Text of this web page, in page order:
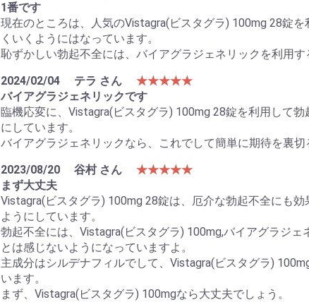
1番です
現在のところは、人気のVistagra(ビスタグラ) 100mg 28錠
くいくようにはなっています。
恥ずかしい勃起不全には、バイアグラジェネリックを利用す
2024/02/04
テラ さん
★★★★★
バイアグラジェネリックです
臨機応変に、Vistagra(ビスタグラ) 100mg 28錠を利用して
にしています。
バイアグラジェネリックなら、これでして簡単に期待を裏切
2023/08/20
谷村 さん
★★★★★
まず大丈夫
Vistagra(ビスタグラ) 100mg 28錠は、厄介な勃起不全にも
ようにしています。
勃起不全には、Vistagra(ビスタグラ) 100mg,バイアグラジ
とは感じないようになっていますよ。
主成分はシルデナフィルでして、Vistagra(ビスタグラ)
います。
まず、Vistagra(ビスタグラ) 100mgなら大丈夫でしょう。